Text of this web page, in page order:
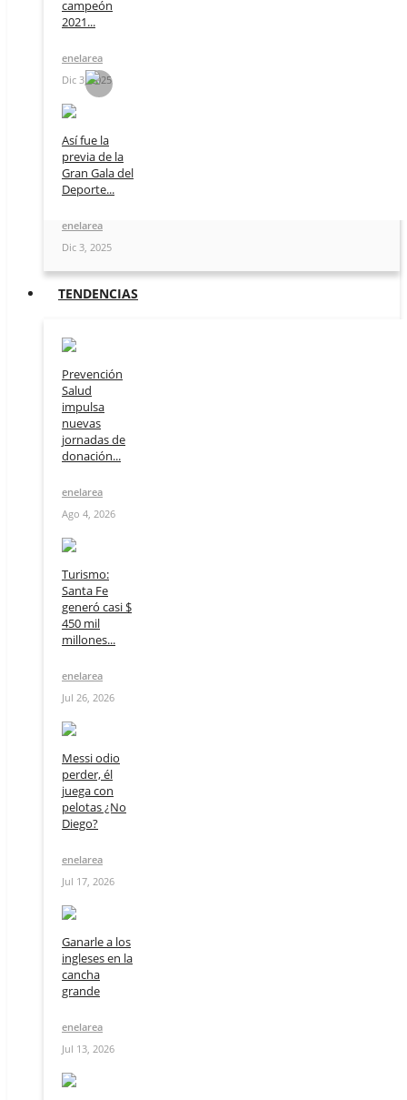
campeón
2021...
enelarea
Dic 3, 2025
Así fue la
previa de la
Gran Gala del
Deporte...
enelarea
Dic 3, 2025
TENDENCIAS
Prevención
Salud
impulsa
nuevas
jornadas de
donación...
enelarea
Ago 4, 2026
Turismo:
Santa Fe
generó casi $
450 mil
millones...
enelarea
Jul 26, 2026
Messi odio
perder, él
juega con
pelotas ¿No
Diego?
enelarea
Jul 17, 2026
Ganarle a los
ingleses en la
cancha
grande
enelarea
Jul 13, 2026